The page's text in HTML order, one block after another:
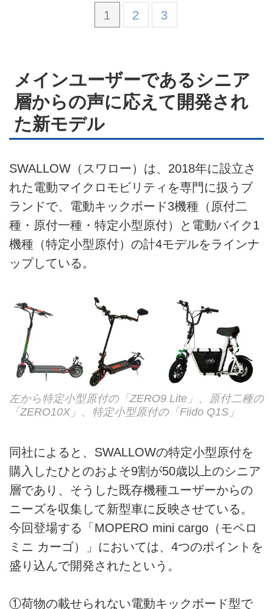
1 2 3
メインユーザーであるシニア
層からの声に応えて開発され
た新モデル
SWALLOW（スワロー）は、2018年に設立さ
れた電動マイクロモビリティを専門に扱うブ
ランドで、電動キックボード3機種（原付二
種・原付一種・特定小型原付）と電動バイク1
機種（特定小型原付）の計4モデルをラインナ
ップしている。
左から特定小型原付の「ZERO9 Lite」、原付二種の
「ZERO10X」、特定小型原付の「Fiido Q1S」
同社によると、SWALLOWの特定小型原付を
購入したひとのおよそ9割が50歳以上のシニア
層であり、そうした既存機種ユーザーからの
ニーズを収集して新型車に反映させている。
今回登場する「MOPERO mini cargo（モペロ
ミニ カーゴ）」においては、4つのポイントを
盛り込んで開発されたという。
①荷物の載せられない電動キックボード型で